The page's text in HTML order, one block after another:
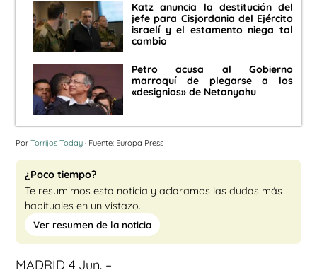
Katz anuncia la destitución del
jefe para Cisjordania del Ejército
israelí y el estamento niega tal
cambio
Petro acusa al Gobierno
marroquí de plegarse a los
«designios» de Netanyahu
Por Torrijos Today · Fuente: Europa Press
¿Poco tiempo?
Te resumimos esta noticia y aclaramos las dudas más
habituales en un vistazo.
Ver resumen de la noticia
MADRID 4 Jun. –